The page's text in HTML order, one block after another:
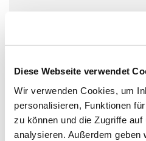
Diese Webseite verwendet
Wir verwenden Cookies, um
personalisieren, Funktionen
zu können und die Zugriffe
analysieren. Außerdem geben
Auf euch wartet eine bunte
lauschen. Und eine Menge